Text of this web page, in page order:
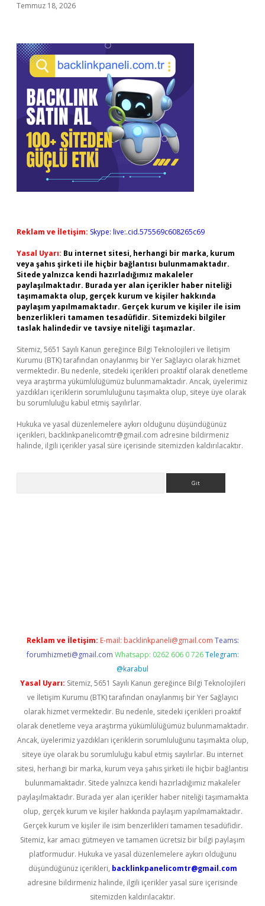
Temmuz 18, 2026
Reklam ve İletişim: Skype: live:.cid.575569c608265c69
Yasal Uyarı: Bu internet sitesi, herhangi bir marka, kurum
veya şahıs şirketi ile hiçbir bağlantısı bulunmamaktadır.
Sitede yalnızca kendi hazırladığımız makaleler
paylaşılmaktadır. Burada yer alan içerikler haber niteliği
taşımamakta olup, gerçek kurum ve kişiler hakkında
paylaşım yapılmamaktadır. Gerçek kurum ve kişiler ile isim
benzerlikleri tamamen tesadüfidir. Sitemizdeki bilgiler
taslak halindedir ve tavsiye niteliği taşımazlar.
Sitemiz, 5651 Sayılı Kanun gereğince Bilgi Teknolojileri ve İletişim
Kurumu (BTK) tarafından onaylanmış bir Yer Sağlayıcı olarak hizmet
vermektedir. Bu nedenle, sitedeki içerikleri proaktif olarak denetleme
veya araştırma yükümlülüğümüz bulunmamaktadır. Ancak, üyelerimiz
yazdıkları içeriklerin sorumluluğunu taşımakta olup, siteye üye olarak
bu sorumluluğu kabul etmiş sayılırlar.
Hukuka ve yasal düzenlemelere aykırı olduğunu düşündüğünüz
içerikleri, backlinkpanelicomtr@gmail.com adresine bildirmeniz
halinde, ilgili içerikler yasal süre içerisinde sitemizden kaldırılacaktır.
Reklam ve İletişim: E-mail: backlinkpaneli@gmail.com Teams:
forumhizmeti@gmail.com Whatsapp: 0262 606 0 726 Telegram:
@karabul
Yasal Uyarı: Sitemiz, 5651 Sayılı Kanun gereğince Bilgi Teknolojileri
ve İletişim Kurumu (BTK) tarafından onaylanmış bir Yer Sağlayıcı
olarak hizmet vermektedir. Bu nedenle, sitedeki içerikleri proaktif
olarak denetleme veya araştırma yükümlülüğümüz bulunmamaktadır.
Ancak, üyelerimiz yazdıkları içeriklerin sorumluluğunu taşımakta olup,
siteye üye olarak bu sorumluluğu kabul etmiş sayılırlar. Bu internet
sitesi, herhangi bir marka, kurum veya şahıs şirketi ile hiçbir bağlantısı
bulunmamaktadır. Sitede yalnızca kendi hazırladığımız makaleler
paylaşılmaktadır. Burada yer alan içerikler haber niteliği taşımamakta
olup, gerçek kurum ve kişiler hakkında paylaşım yapılmamaktadır.
Gerçek kurum ve kişiler ile isim benzerlikleri tamamen tesadüfidir.
Sitemiz, kar amacı gütmeyen ve tamamen ücretsiz bir bilgi paylaşım
platformudur. Hukuka ve yasal düzenlemelere aykırı olduğunu
düşündüğünüz içerikleri, backlinkpanelicomtr@gmail.com
adresine bildirmeniz halinde, ilgili içerikler yasal süre içerisinde
sitemizden kaldırılacaktır.